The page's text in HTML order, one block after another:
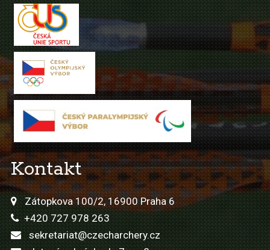
Kontakt
Zátopkova 100/2, 16900 Praha 6
+420 727 978 263
sekretariat@czecharchery.cz